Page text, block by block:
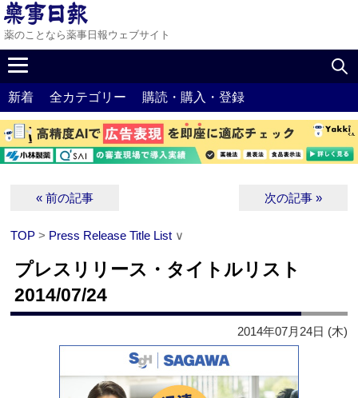
薬のことなら薬事日報ウェブサイト
新着 全カテゴリー 購読・購入・登録
« 前の記事 次の記事 »
TOP > Press Release Title List ∨
プレスリリース・タイトルリスト
2014/07/24
2014年07月24日 (木)